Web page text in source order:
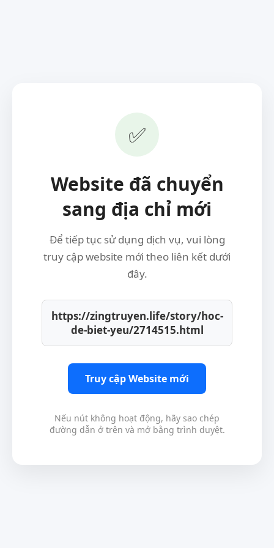
✅
Website đã chuyển
sang địa chỉ mới
Để tiếp tục sử dụng dịch vụ, vui lòng
truy cập website mới theo liên kết dưới
đây.
https://zingtruyen.life/story/hoc-
de-biet-yeu/2714515.html
Truy cập Website mới
Nếu nút không hoạt động, hãy sao chép
đường dẫn ở trên và mở bằng trình duyệt.